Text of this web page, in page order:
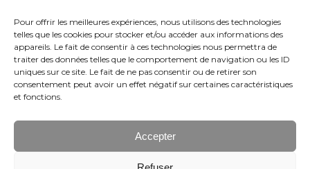
Pour offrir les meilleures expériences, nous utilisons des technologies
telles que les cookies pour stocker et/ou accéder aux informations des
appareils. Le fait de consentir à ces technologies nous permettra de
traiter des données telles que le comportement de navigation ou les ID
uniques sur ce site. Le fait de ne pas consentir ou de retirer son
consentement peut avoir un effet négatif sur certaines caractéristiques
et fonctions.
Accepter
Horaires :sur rendez-vous.